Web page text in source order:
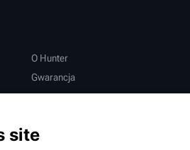
O Hunter
Gwarancja
site